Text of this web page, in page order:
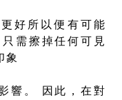
好所以便有可能
需擦掉任何可見
象
響。 因此，在對